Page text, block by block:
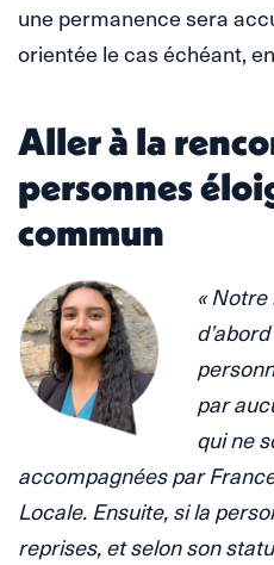
une permanence sera
orientée le cas échéant,
Aller à la
personnes
commun
«
par
qui ne
accompagnées par
Locale. Ensuite, si la
reprises, et selon son